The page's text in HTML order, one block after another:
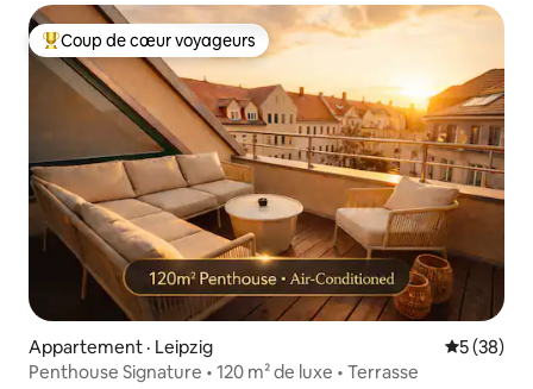
Coup de cœur voyageurs parmi les plus aimés
Coup de cœur voyageurs
Appartement · Leipzig Note
5 (38)
Penthouse Signature • 120 m² de luxe • Terrasse